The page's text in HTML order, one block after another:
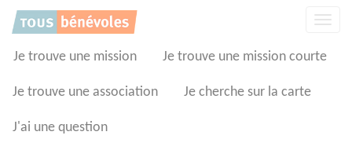
Je trouve une mission Je trouve une mission courte
Je trouve une association Je cherche sur la carte
J'ai une question
Panneau de gestion des cookies